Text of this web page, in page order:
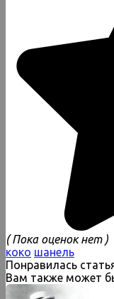
( Пока оценок нет )
коко шанель
Понравилась
Вам также может